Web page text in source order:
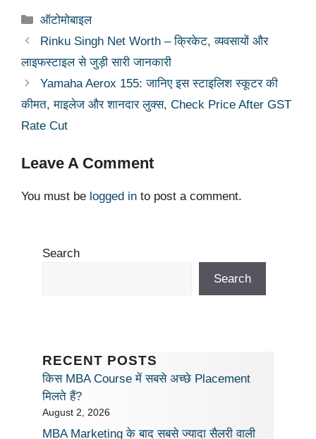
at
s
A
p
p
c
e
b
o
o
e
dI
n
y
Li
n
k
gr
a
m
e
Categories
ऑटोमोबाइल
Rinku Singh Net Worth – क्रिकेट, व्यवसायों और
लाइफस्टाइल से जुड़ी सारी जानकारी
Yamaha Aerox 155: जानिए इस स्टाइलिश स्कूटर की
कीमत, माइलेज और शानदार लुक्स, Check Price After GST
Rate Cut
Leave A Comment
You must be logged in to post a comment.
Search
Search
RECENT POSTS
किस MBA Course में सबसे अच्छे Placement
मिलते हैं?
August 2, 2026
MBA Marketing के बाद सबसे ज्यादा सैलरी वाली